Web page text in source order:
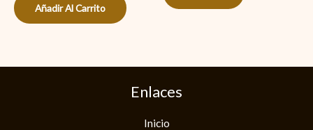
Añadir Al Carrito
Enlaces
Inicio